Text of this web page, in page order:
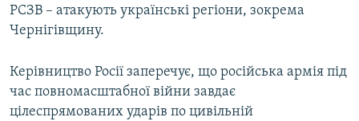
РСЗВ – атакують українські регіони, зокрема
Чернігівщину.
Керівництво Росії заперечує, що російська армія під
час повномасштабної війни завдає
цілеспрямованих ударів по цивільній